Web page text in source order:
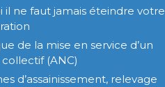
il ne faut jamais éteindre votre
de la mise en service d’un
(ANC)
d’assainissement, relevage